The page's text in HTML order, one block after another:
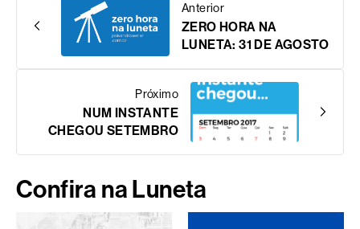
Anterior
ZERO HORA NA
LUNETA: 31 DE AGOSTO
Próximo
NUM INSTANTE
CHEGOU SETEMBRO
Confira na Luneta